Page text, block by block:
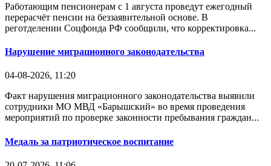
Работающим пенсионерам с 1 августа проведут ежегодный
перерасчёт пенсии на беззаявительной основе. В
реготделении Соцфонда РФ сообщили, что корректировка...
Нарушение миграционного законодательства
04-08-2026, 11:20
Факт нарушения миграционного законодательства выявили
сотрудники МО МВД «Барышский» во время проведения
мероприятий по проверке законности пребывания граждан...
Медаль за патриотическое воспитание